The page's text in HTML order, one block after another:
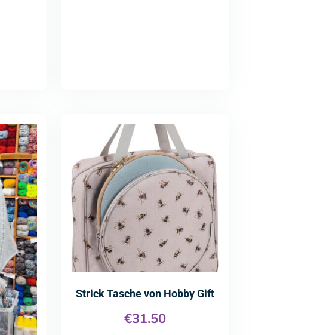
Strick Tasche von Hobby Gift
€31.50